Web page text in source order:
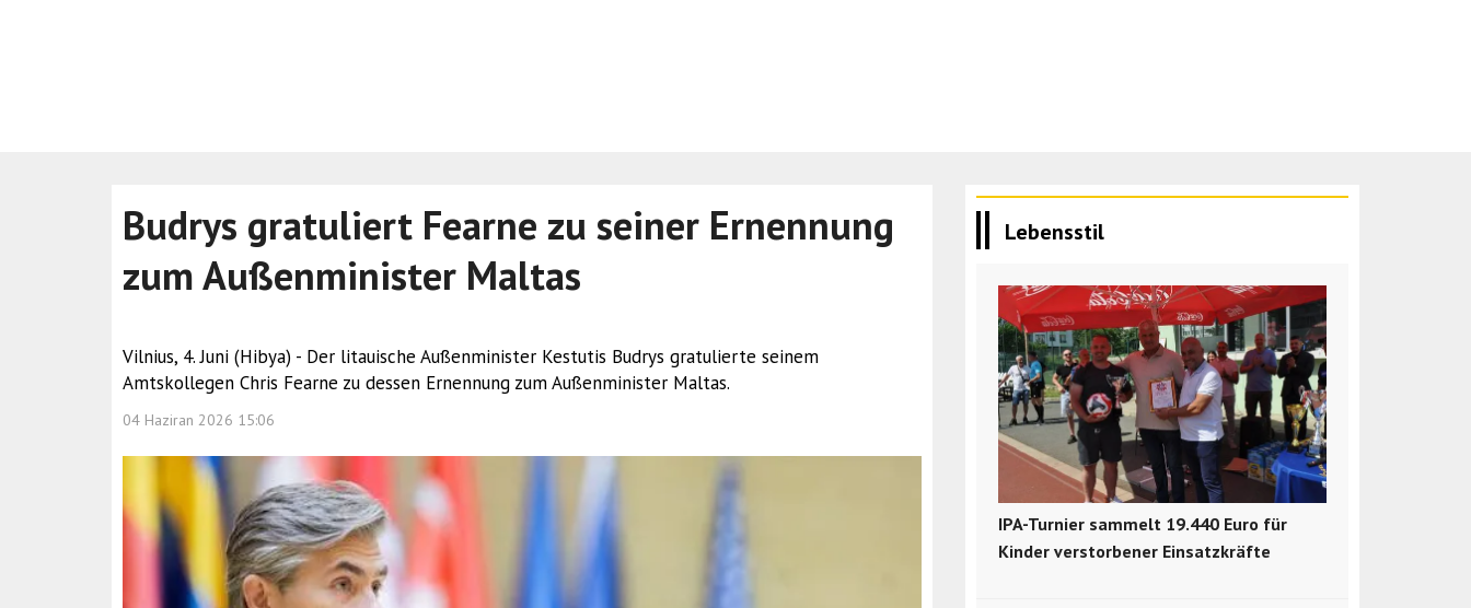
Budrys gratuliert Fearne zu seiner Ernennung
zum Außenminister Maltas
Vilnius, 4. Juni (Hibya) - Der litauische Außenminister Kestutis Budrys gratulierte seinem
Amtskollegen Chris Fearne zu dessen Ernennung zum Außenminister Maltas.
04 Haziran 2026 15:06
Lebensstil
IPA-Turnier sammelt 19.440 Euro für
Kinder verstorbener Einsatzkräfte